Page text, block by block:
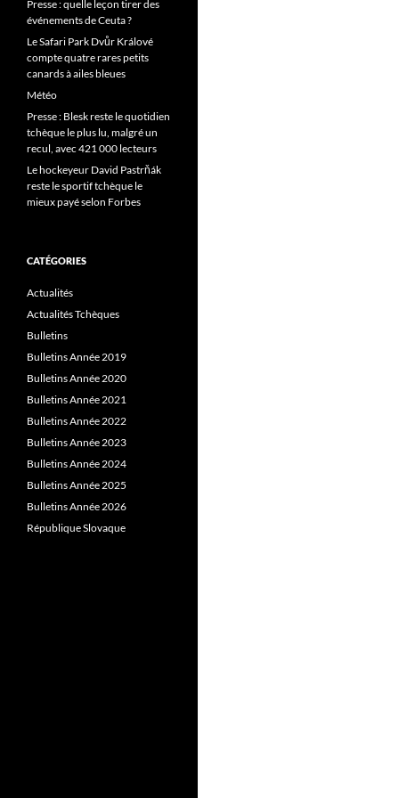
Presse : quelle leçon tirer des
événements de Ceuta ?
Le Safari Park Dvůr Králové
compte quatre rares petits
canards à ailes bleues
Météo
Presse : Blesk reste le quotidien
tchèque le plus lu, malgré un
recul, avec 421 000 lecteurs
Le hockeyeur David Pastrňák
reste le sportif tchèque le
mieux payé selon Forbes
CATÉGORIES
Actualités
Actualités Tchèques
Bulletins
Bulletins Année 2019
Bulletins Année 2020
Bulletins Année 2021
Bulletins Année 2022
Bulletins Année 2023
Bulletins Année 2024
Bulletins Année 2025
Bulletins Année 2026
République Slovaque